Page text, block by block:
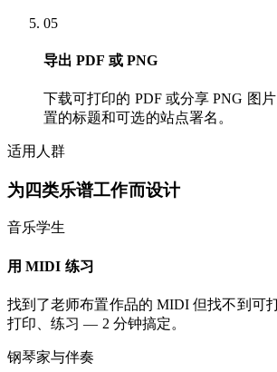
05
导出 PDF 或 PNG
下载可打印的 PDF 或分享 PNG 图
置的标题和可选的站点署名。
适用人群
为四类乐谱工作而设计
音乐学生
用 MIDI 练习
找到了老师布置作品的 MIDI 但找不到可
打印、练习 — 2 分钟搞定。
钢琴家与伴奏